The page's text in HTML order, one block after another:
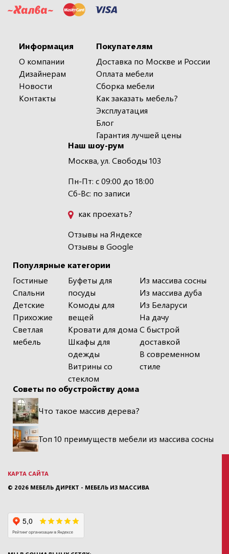
Информация
О компании
Дизайнерам
Новости
Контакты
Популярные категории
Гостиные
Спальни
Детские
Прихожие
Светлая
мебель
Буфеты для
посуды
Комоды для
вещей
Кровати для дома
Шкафы для
одежды
Витрины со
стеклом
Из массива сосны
Из массива дуба
Из Беларуси
На дачу
С быстрой
доставкой
В современном
стиле
Покупателям
Доставка по Москве и России
Оплата мебели
Сборка мебели
Как заказать мебель?
Эксплуатация
Блог
Гарантия лучшей цены
Наш шоу-рум
Москва, ул. Свободы 103
Пн-Пт: с 09:00 до 18:00
Сб-Вс: по записи
как проехать?
Отзывы на Яндексе
Отзывы в Google
Советы по обустройству дома
Что такое массив дерева?
Топ 10 преимуществ мебели из массива сосны
КАРТА САЙТА
© 2026 МЕБЕЛЬ ДИРЕКТ - МЕБЕЛЬ ИЗ МАССИВА